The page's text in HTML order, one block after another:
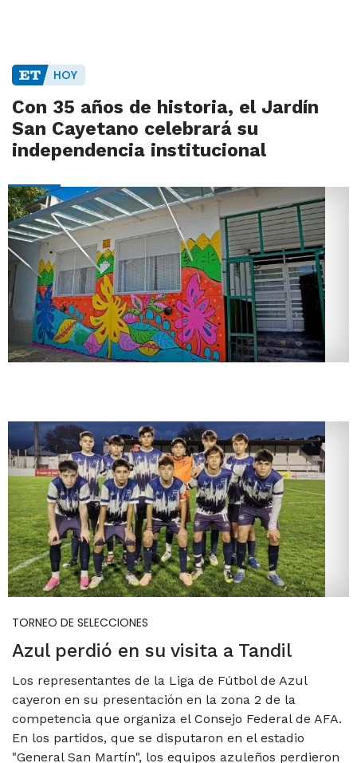
HOY
Con 35 años de historia, el Jardín
San Cayetano celebrará su
independencia institucional
TORNEO DE SELECCIONES
Azul perdió en su visita a Tandil
Los representantes de la Liga de Fútbol de Azul
cayeron en su presentación en la zona 2 de la
competencia que organiza el Consejo Federal de AFA.
En los partidos, que se disputaron en el estadio
"General San Martín", los equipos azuleños perdieron